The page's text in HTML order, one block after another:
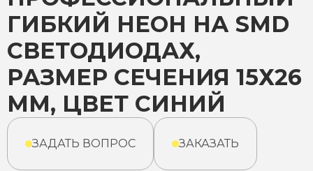
ГИБКИЙ НЕОН НА SMD
СВЕТОДИОДАХ,
РАЗМЕР СЕЧЕНИЯ 15Х26
ММ, ЦВЕТ СИНИЙ
ЗАДАТЬ ВОПРОС ЗАКАЗАТЬ